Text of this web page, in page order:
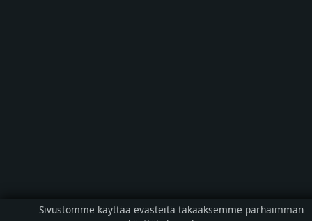
Sivustomme käyttää evästeitä takaaksemme parhaimman